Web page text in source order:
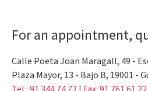
For an appointment,
Calle Poeta Joan Maragall, 49 -
Plaza Mayor, 13 - Bajo B, 19001 -
Tel.: 91 344 74 72 | Fax: 91 761 61 22